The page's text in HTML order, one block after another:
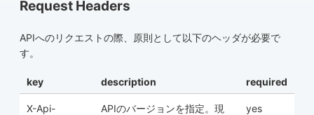
Request Headers
APIへのリクエストの際、原則として以下のヘッダが必要で
す。
key description required
X-Api-
APIのバージョンを指定。現
yes